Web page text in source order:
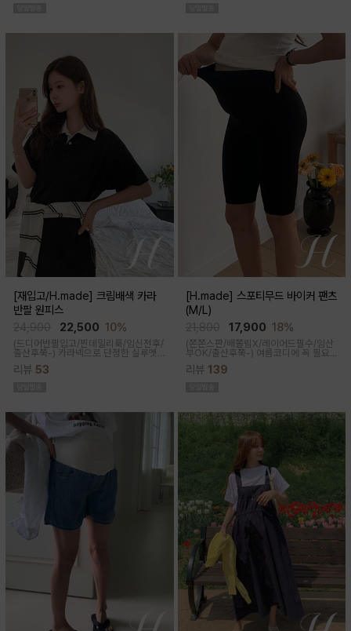
[재입고/H.made] 크림배색 카라
반팔 원피스
22,500 10%
(드디어반팔입고/찐데일리룩/임신전후/
출산후쭉-) 카라넥으로 단정한 실루엣
과 배색 디테일이 들어가면서 전체적으
로 여유있는 핏감과 미운 군살을 가려주
리뷰 53
[H.made] 스포티무드 바이커 팬츠
(M/L)
17,900 18%
(쫀쫀스판/배쫄림X/레이어드필수/임산
부OK/출산후쭉-) 여름코디에 꼭 필요
한 핫아이템, 스포티한 무드의 바이커팬
츠!쫀쫀한 다리라인과 배부분은 부드럽
리뷰 139